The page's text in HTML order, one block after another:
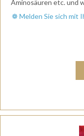
Aminosäuren etc. und
❁ Melden Sie sich mit